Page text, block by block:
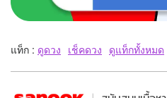
แท็ก : ดูดวง เช็คดวง ดูแท็กทั้งหมด